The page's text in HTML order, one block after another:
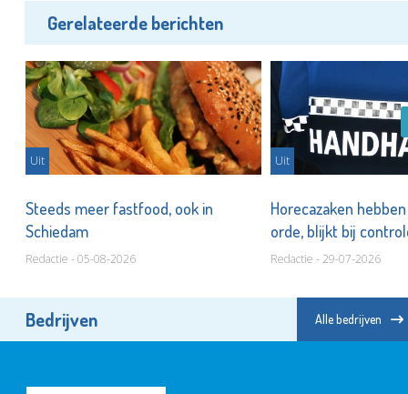
Gerelateerde berichten
Uit
Steeds meer fastfood, ook in
Schiedam
Redactie - 05-08-2026
Uit
Horecazaken
orde, blijkt bij
Redactie - 29-07-2026
Bedrijven Alle bedrijven